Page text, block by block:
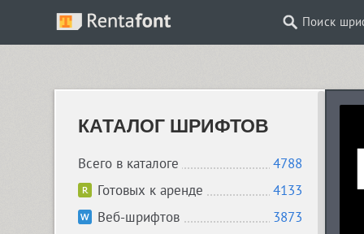
Поиск
КАТАЛОГ ШРИФТОВ
Всего в каталоге
4788
Готовых к аренде
4133
Веб-шрифтов
3873